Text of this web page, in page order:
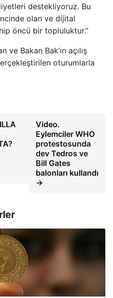
destekliyoruz. Bu
olan ve dijital
öncü bir topluluktur.”
ve Bakan Bak’ın açılış
oturumlarla
Video.
Eylemciler WHO
protestosunda
dev Tedros ve
Bill Gates
balonları kullandı
→